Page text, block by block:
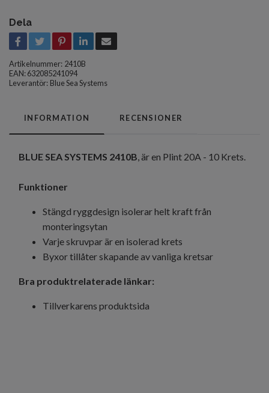
Dela
Artikelnummer: 2410B
EAN: 632085241094
Leverantör: Blue Sea Systems
INFORMATION RECENSIONER
BLUE SEA SYSTEMS 2410B , är en Plint 20A - 10 Krets.
Funktioner
Stängd ryggdesign isolerar helt kraft från
monteringsytan
Varje skruvpar är en isolerad krets
Byxor tillåter skapande av vanliga kretsar
Bra produktrelaterade länkar:
Tillverkarens produktsida